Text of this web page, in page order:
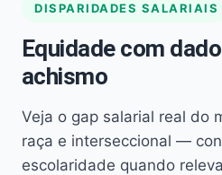
DISPARIDADES SALARIAIS
Equidade com
achismo
Veja o gap salarial real do
raça e interseccional —
escolaridade quando